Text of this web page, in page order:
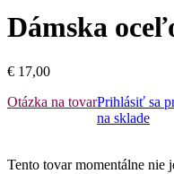
Dámska
€ 17,00
Otázka na tovarPrihlásiť sa
na sklade
Tento tovar momentálne nie